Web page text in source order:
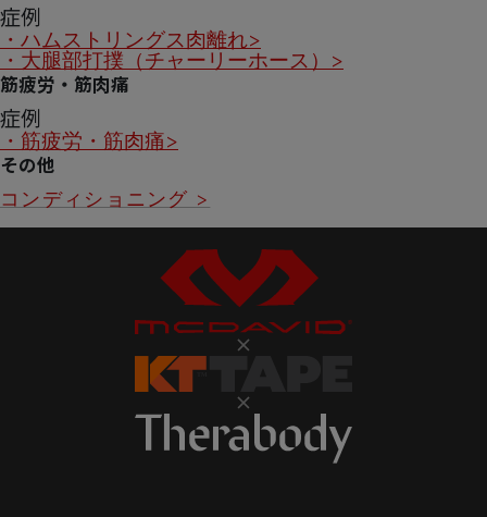
症例
・ハムストリングス肉離れ>
・大腿部打撲（チャーリーホース）>
筋疲労・筋肉痛
症例
・筋疲労・筋肉痛>
その他
コンディショニング >